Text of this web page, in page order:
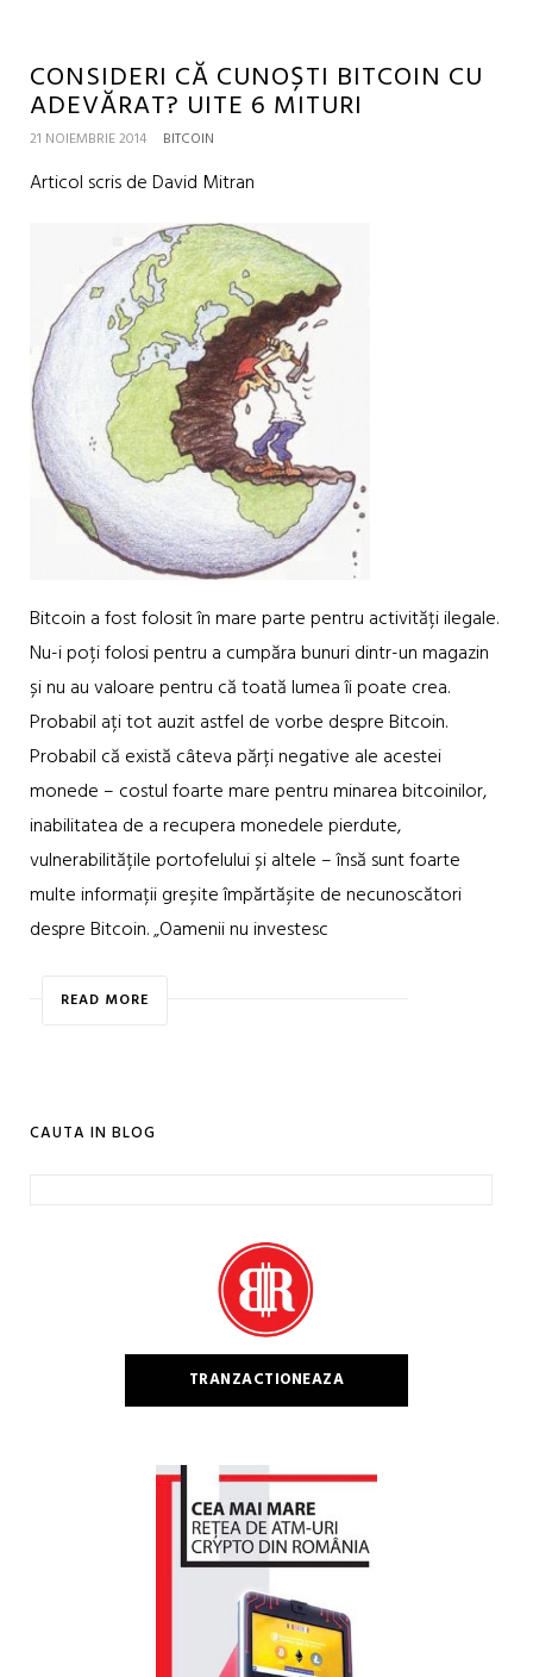
CONSIDERI CĂ CUNOȘTI BITCOIN CU
ADEVĂRAT? UITE 6 MITURI
21 NOIEMBRIE 2014 BITCOIN
Articol scris de David Mitran
Bitcoin a fost folosit în mare parte pentru activități ilegale.
Nu-i poți folosi pentru a cumpăra bunuri dintr-un magazin
și nu au valoare pentru că toată lumea îi poate crea.
Probabil ați tot auzit astfel de vorbe despre Bitcoin.
Probabil că există câteva părți negative ale acestei
monede – costul foarte mare pentru minarea bitcoinilor,
inabilitatea de a recupera monedele pierdute,
vulnerabilitățile portofelului și altele – însă sunt foarte
multe informații greșite împărtășite de necunoscători
despre Bitcoin. „Oamenii nu investesc
READ MORE
CAUTA IN BLOG
TRANZACTIONEAZA